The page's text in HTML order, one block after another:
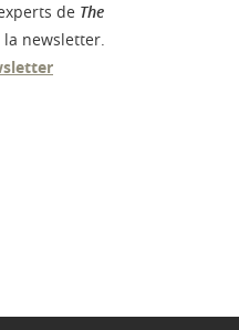
de The
la newsletter.
LinkedIn